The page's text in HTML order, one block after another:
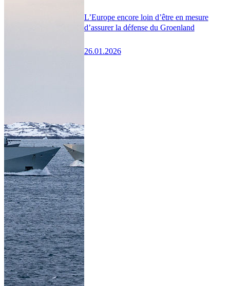
L’Europe encore loin d’être en mesure
d’assurer la défense du Groenland
26.01.2026